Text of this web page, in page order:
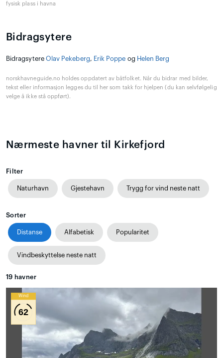
fysisk plass i havna
Bidragsytere
Bidragsytere Olav Pekeberg, Erik Poppe og Helen Berg
norskhavneguide.no holdes oppdatert av båtfolket. Når du bidrar med bilder,
tekst eller informasjon legges du til her som takk for hjelpen (du kan selvfølgelig
velge å ikke stå oppført).
Nærmeste havner til Kirkefjord
Filter
Naturhavn Gjestehavn Trygg for vind neste natt
Sorter
Distanse Alfabetisk Popularitet
Vindbeskyttelse neste natt
19 havner
Wind
62